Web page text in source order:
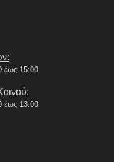
έως 15:00
έως 13:00